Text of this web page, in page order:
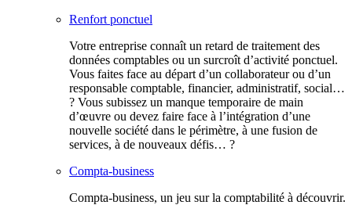
Renfort ponctuel
Votre entreprise connaît un retard de traitement des
données comptables ou un surcroît d’activité ponctuel.
Vous faites face au départ d’un collaborateur ou d’un
responsable comptable, financier, administratif, social…
? Vous subissez un manque temporaire de main
d’œuvre ou devez faire face à l’intégration d’une
nouvelle société dans le périmètre, à une fusion de
services, à de nouveaux défis… ?
Compta-business
Compta-business, un jeu sur la comptabilité à découvrir.